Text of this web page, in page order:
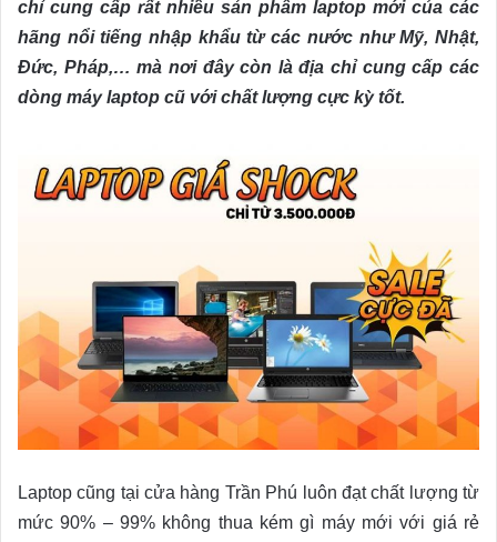
chỉ cung cấp rất nhiều sản phẩm laptop mới của các
hãng nổi tiếng nhập khẩu từ các nước như Mỹ, Nhật,
Đức, Pháp,… mà nơi đây còn là địa chỉ cung cấp các
dòng máy laptop cũ với chất lượng cực kỳ tốt.
Laptop cũng tại cửa hàng Trần Phú luôn đạt chất lượng từ
mức 90% – 99% không thua kém gì máy mới với giá rẻ